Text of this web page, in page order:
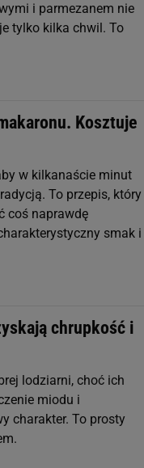
i parmezanem nie
tylko kilka chwil. To
Kosztuje
w kilkanaście minut
To przepis, który
coś naprawdę
smak i
chrupkość i
lodziarni, choć ich
miodu i
charakter. To prosty